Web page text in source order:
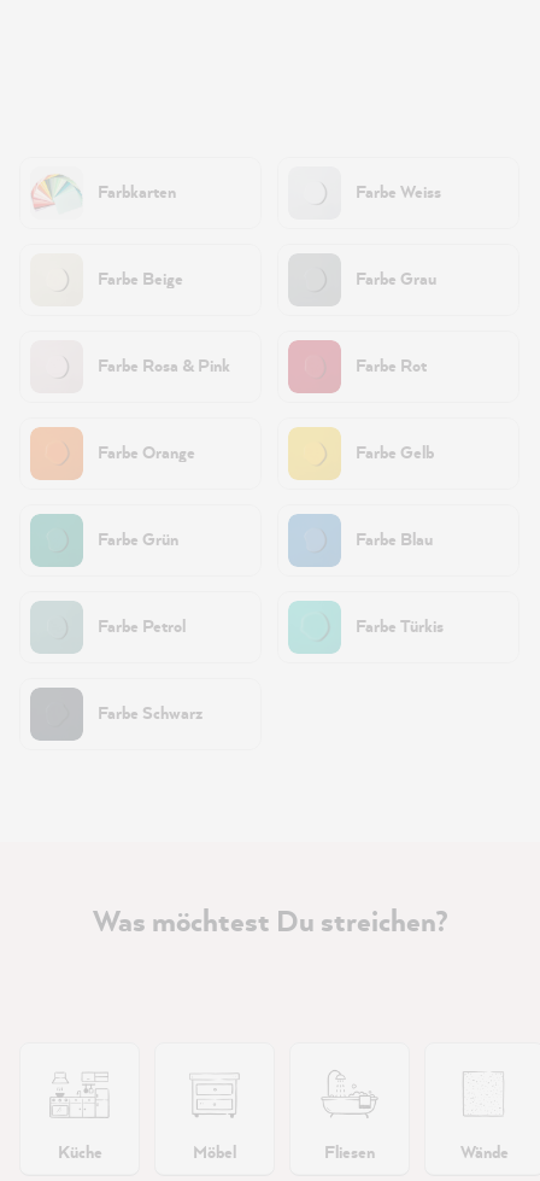
Farbkarten Farbe Weiss
Farbe Beige Farbe Grau
Farbe Rosa & Pink Farbe Rot
Farbe Orange Farbe Gelb
Farbe Grün Farbe Blau
Farbe Petrol Farbe Türkis
Farbe Schwarz
Was möchtest Du streichen?
Küche Möbel Fliesen Wände